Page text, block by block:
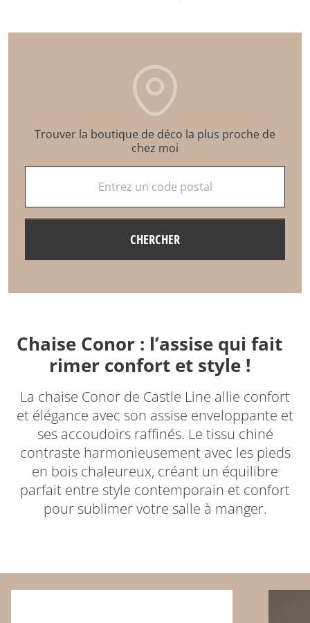
Trouver la boutique de déco la plus proche de
chez moi
CHERCHER
Chaise Conor : l’assise qui fait
rimer confort et style !
La chaise Conor de Castle Line allie confort
et élégance avec son assise enveloppante et
ses accoudoirs raffinés. Le tissu chiné
contraste harmonieusement avec les pieds
en bois chaleureux, créant un équilibre
parfait entre style contemporain et confort
pour sublimer votre salle à manger.